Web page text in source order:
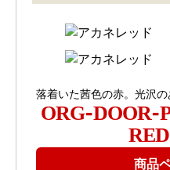
落着いた茜色の赤。光沢の
ORG-DOOR-
RED
商品